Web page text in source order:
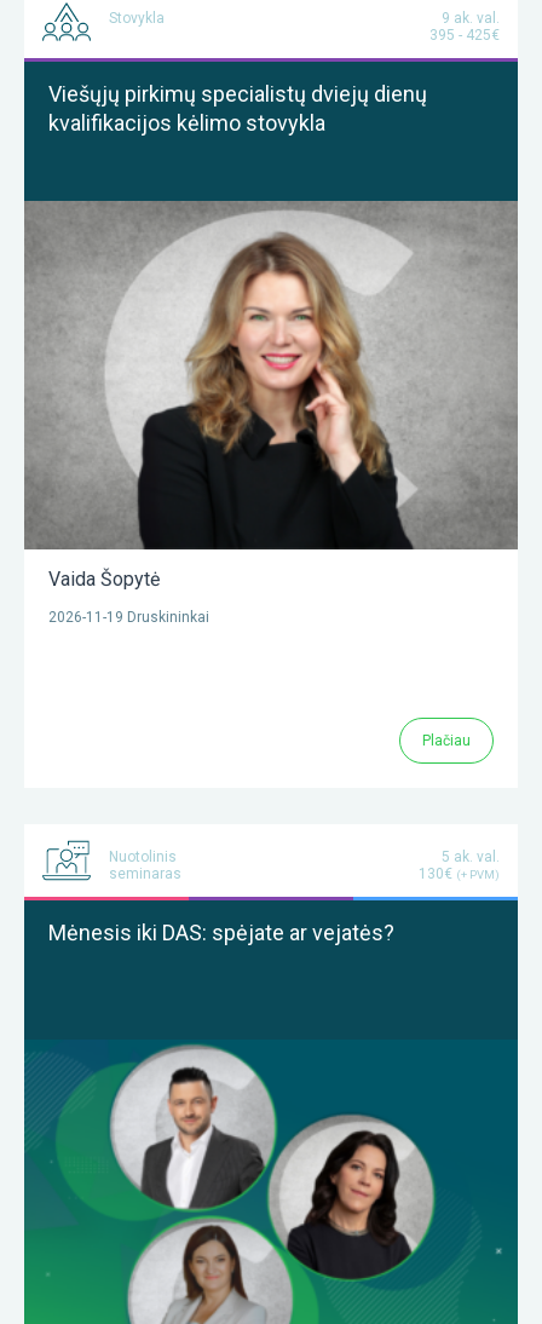
Stovykla
9 ak. val.
395 - 425€
Viešųjų pirkimų specialistų dviejų dienų
kvalifikacijos kėlimo stovykla
Vaida Šopytė
2026-11-19 Druskininkai
Plačiau
Nuotolinis
seminaras
5 ak. val.
130€ (+ PVM)
Mėnesis iki DAS: spėjate ar vejatės?